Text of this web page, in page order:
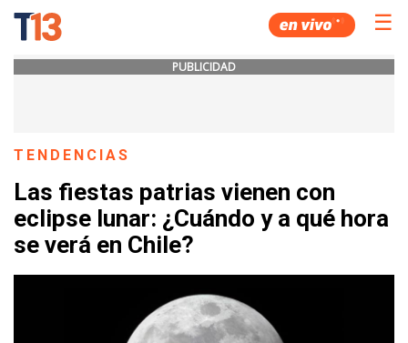
☰
PUBLICIDAD
TENDENCIAS
Las fiestas patrias vienen con
eclipse lunar: ¿Cuándo y a qué hora
se verá en Chile?